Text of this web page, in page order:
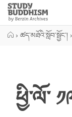
Close
Study
Buddhism
› ཚད་མཐོའི་སློབ་སྦྱོང་། ›
ཕྱི་ལོ་